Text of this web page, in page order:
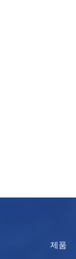
제품